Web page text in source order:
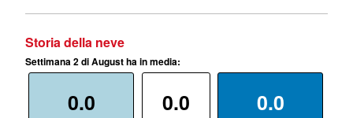
Storia della neve
Settimana 2 di August ha in media:
0.0 0.0 0.0